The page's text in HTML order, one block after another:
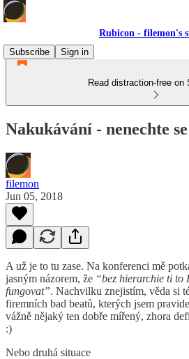
Rubicon - filemon's
Subscribe
Sign in
Read distraction-free on
Nakukávání - nenechte
filemon
Jun 05, 2018
A už je to tu zase. Na konferenci mě
jasným názorem, že “bez hierarchie ti to
fungovat”. Nachvilku znejistím, věda si
firemních bad beatů, kterých jsem
vážně nějaký ten dobře mířený, zhora
:)
Nebo druhá situace